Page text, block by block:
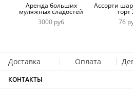
Аренда больших
муляжных сладостей
3000 руб
Ассорти
76
Доставка Оплата
КОНТАКТЫ